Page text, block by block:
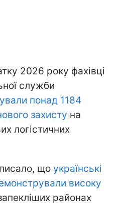
2026 року фахівці
служби
понад 1184
захисту на
логістичних
що українські
високу
районах